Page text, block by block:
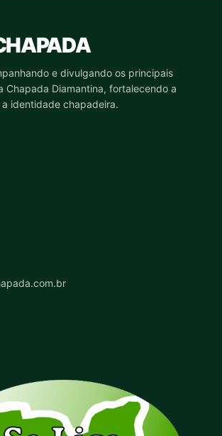
e divulgando os principais
Chapada Diamantina, fortalecendo a
identidade chapadeira.